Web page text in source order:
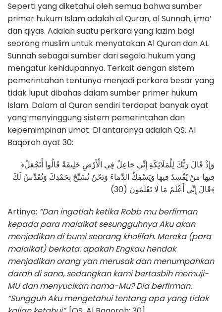
Seperti yang diketahui oleh semua bahwa sumber
primer hukum Islam adalah al Quran, al Sunnah, ijma’
dan qiyas. Adalah suatu perkara yang lazim bagi
seorang muslim untuk menyatakan Al Quran dan AL
Sunnah sebagai sumber dari segala hukum yang
mengatur kehidupannya. Terkait dengan sistem
pemerintahan tentunya menjadi perkara besar yang
tidak luput dibahas dalam sumber primer hukum
Islam. Dalam al Quran sendiri terdapat banyak ayat
yang menyinggung sistem pemerintahan dan
kepemimpinan umat. Di antaranya adalah QS. Al
Baqoroh ayat 30:
﴿وَإِذْ قَالَ رَبُّكَ لِلْمَلَائِكَةِ إِنِّي جَاعِلٌ فِي الْأَرْضِ خَلِيفَةً قَالُوا أَتَجْعَلُ
فِيهَا مَنْ يُفْسِدُ فِيهَا وَيَسْفِكُ الدِّمَاءَ وَنَحْنُ نُسَبِّحُ بِحَمْدِكَ وَنُقَدِّسُ لَكَ
قَالَ إِنِّي أَعْلَمُ مَا لَا تَعْلَمُونَ (30)﴾
Artinya: “Dan ingatlah ketika Robb mu berfirman
kepada para malaikat sesungguhnya Aku akan
menjadikan di bumi seorang kholifah. Mereka (para
malaikat) berkata: apakah Engkau hendak
menjadikan orang yan merusak dan menumpahkan
darah di sana, sedangkan kami bertasbih memuji-
MU dan menyucikan nama-Mu? Dia berfirman:
“Sungguh Aku mengetahui tentang apa yang tidak